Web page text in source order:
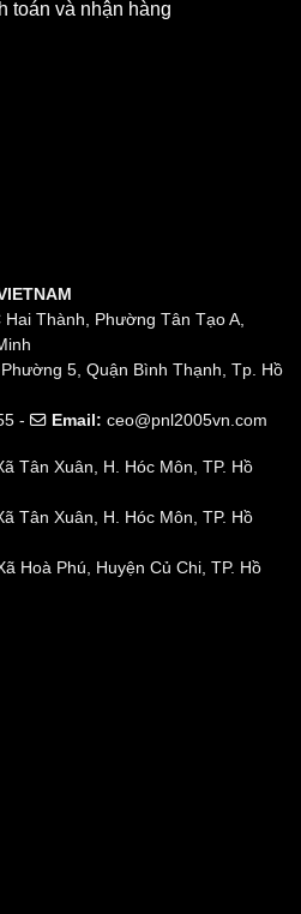
toán và nhận hàng
Thành, Phường Tân Tạo A,
5, Quận Bình Thạnh, Tp. Hồ
- Email: ceo@pnl2005vn.com
Tân Xuân, H. Hóc Môn, TP. Hồ
Tân Xuân, H. Hóc Môn, TP. Hồ
Hoà Phú, Huyện Củ Chi, TP. Hồ